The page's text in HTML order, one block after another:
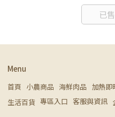
已
Menu
首頁 小農商品 海鮮肉品 加熱即
生活百貨 專區入口 客服與資訊